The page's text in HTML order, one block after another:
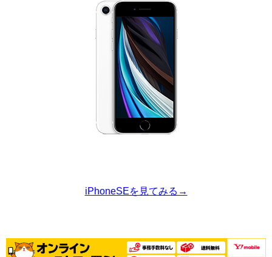
iPhoneSEを見てみる→